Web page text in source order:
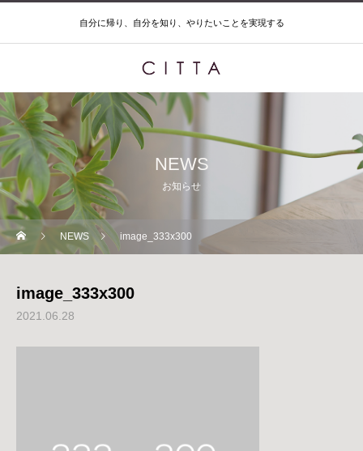
自分に帰り、自分を知り、やりたいことを実現する
NEWS
お知らせ
NEWS image_333x300
image_333x300
2021.06.28